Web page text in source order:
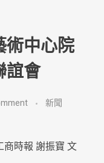
術中心院
誼會
新聞
時報 謝振寶 文